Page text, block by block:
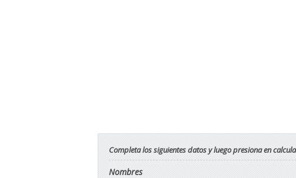
Completa los siguientes datos y luego presiona en
Nombres